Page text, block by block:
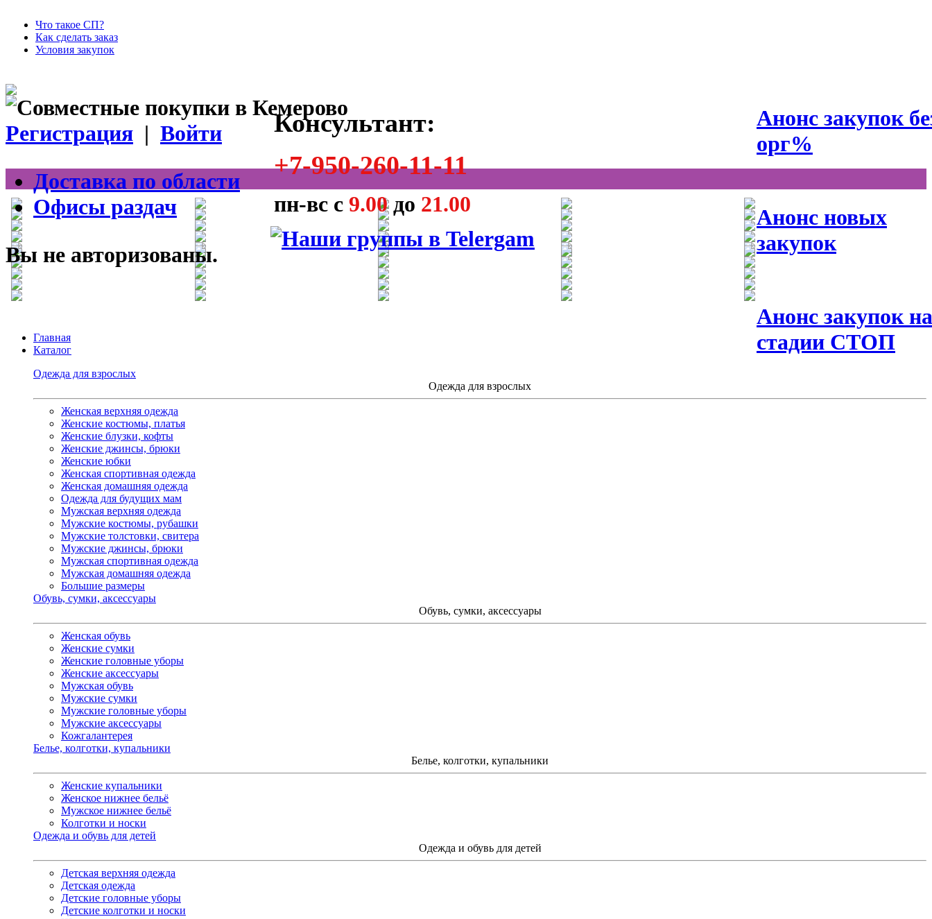
Что такое СП?
Как сделать заказ
Условия закупок
Анонс закупок
орг%
Анонс новых
закупок
Анонс закупок на
стадии СТОП
Консультант:
+7-950-260-11-11
пн-вс с 9.00до 21.00
Регистрация | Войти
Доставка по области
Офисы раздач
Вы не авторизованы.
Главная
Каталог
Одежда для взрослых
Одежда для взрослых
Женская верхняя одежда
Женские костюмы, платья
Женские блузки, кофты
Женские джинсы, брюки
Женские юбки
Женская спортивная одежда
Женская домашняя одежда
Одежда для будущих мам
Мужская верхняя одежда
Мужские костюмы, рубашки
Мужские толстовки, свитера
Мужские джинсы, брюки
Мужская спортивная одежда
Мужская домашняя одежда
Большие размеры
Обувь, сумки, аксессуары
Обувь, сумки, аксессуары
Женская обувь
Женские сумки
Женские головные уборы
Женские аксессуары
Мужская обувь
Мужские сумки
Мужские головные уборы
Мужские аксессуары
Кожгалантерея
Белье, колготки, купальники
Белье, колготки, купальники
Женские купальники
Женское нижнее бельё
Мужское нижнее бельё
Колготки и носки
Одежда и обувь для детей
Одежда и обувь для детей
Детская верхняя одежда
Детская одежда
Детские головные уборы
Детские колготки и носки